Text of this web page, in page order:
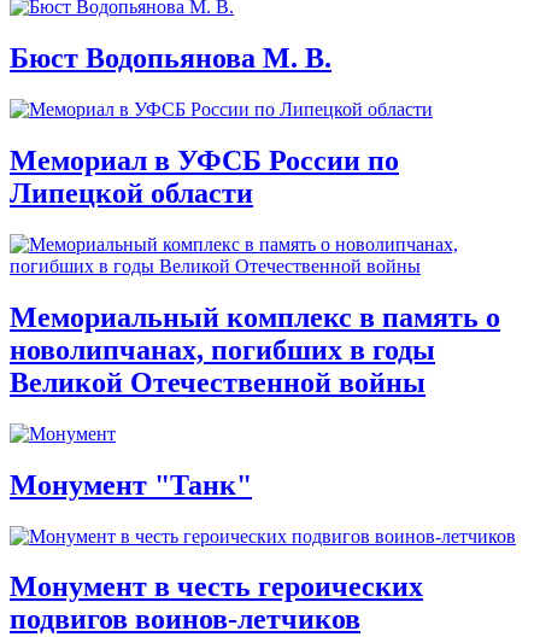
Бюст Водопьянова М. В.
Мемориал в УФСБ России по
Липецкой области
Мемориальный комплекс в память о
новолипчанах, погибших в годы
Великой Отечественной войны
Монумент "Танк"
Монумент в честь героических
подвигов воинов-летчиков